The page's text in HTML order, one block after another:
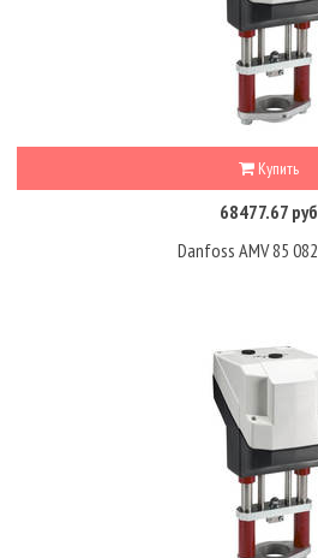
Купить
68477.67 руб
Danfoss AMV 85